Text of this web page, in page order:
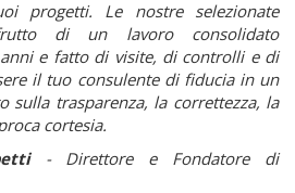
progetti. Le nostre selezionate
di un lavoro consolidato
e fatto di visite, di controlli e di
il tuo consulente di fiducia in un
sulla trasparenza, la correttezza, la
cortesia.
- Direttore e Fondatore di